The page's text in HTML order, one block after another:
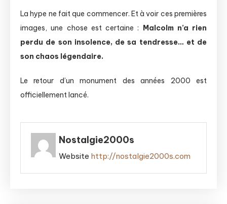
La hype ne fait que commencer. Et à voir ces premières
images, une chose est certaine : Malcolm n’a rien
perdu de son insolence, de sa tendresse… et de
son chaos légendaire.
Le retour d’un monument des années 2000 est
officiellement lancé.
Nostalgie2000s
Website http://nostalgie2000s.com